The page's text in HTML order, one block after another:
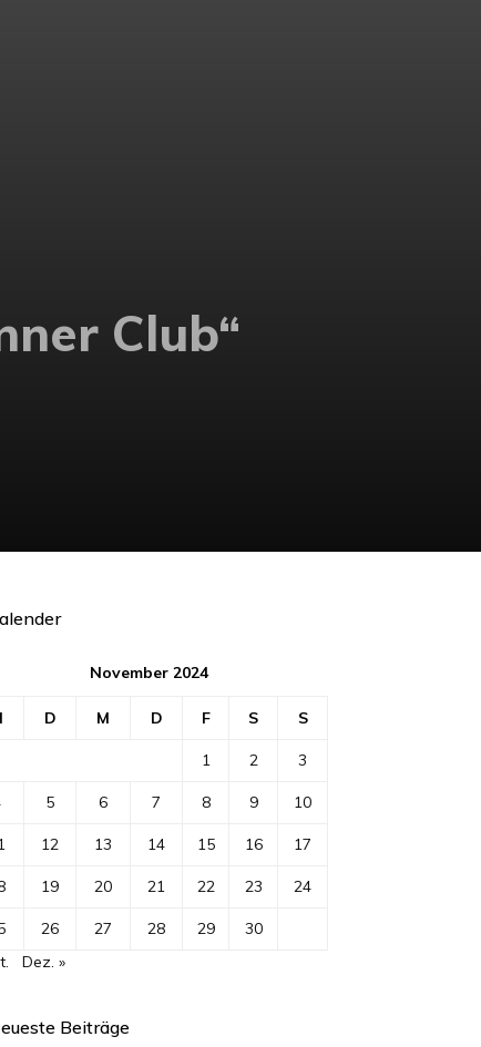
Club“
November 2024
D M D F S S
1 2 3
5 6 7 8 9 10
12 13 14 15 16 17
19 20 21 22 23 24
26 27 28 29
30
Dez. »
Beiträge